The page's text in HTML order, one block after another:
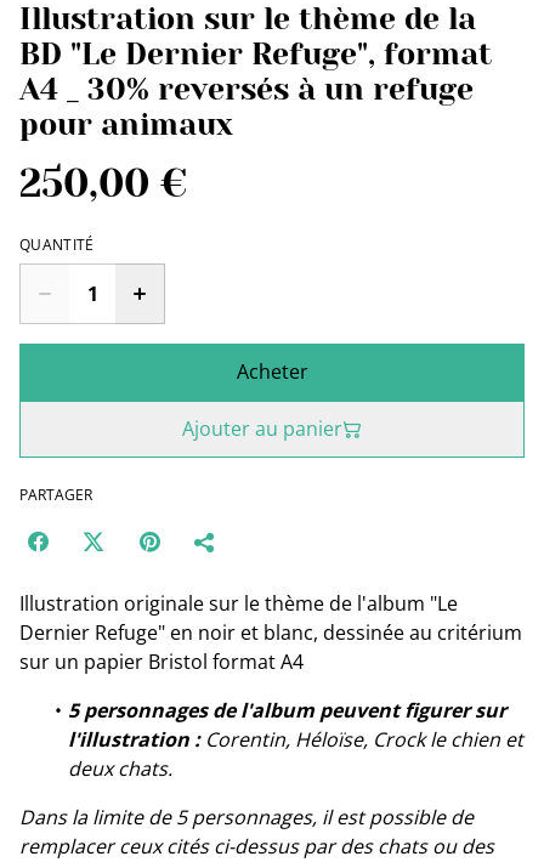
Illustration sur le thème de la
BD "Le Dernier Refuge", format
A4 _ 30% reversés à un refuge
pour animaux
250,00 €
QUANTITÉ
Acheter
Ajouter au panier
PARTAGER
Illustration originale sur le thème de l'album "Le
Dernier Refuge" en noir et blanc, dessinée au critérium
sur un papier Bristol format A4
5 personnages de l'album peuvent figurer sur
l'illustration : Corentin, Héloïse, Crock le chien et
deux chats.
Dans la limite de 5 personnages, il est possible de
remplacer ceux cités ci-dessus par des chats ou des